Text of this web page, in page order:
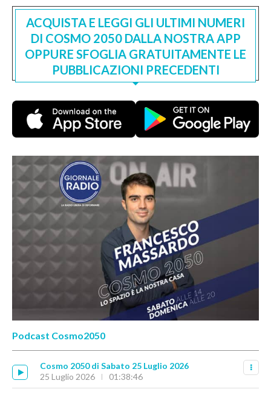
ACQUISTA E LEGGI GLI ULTIMI NUMERI
DI COSMO 2050 DALLA NOSTRA APP
OPPURE SFOGLIA GRATUITAMENTE LE
PUBBLICAZIONI PRECEDENTI
Podcast Cosmo2050
Cosmo 2050 di Sabato 25 Luglio 2026
25 Luglio 2026
01:38:46